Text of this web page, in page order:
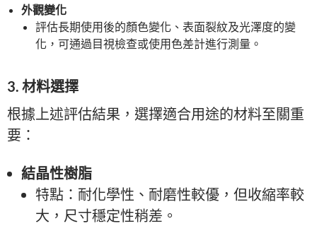
外觀變化
評估長期使用後的顏色變化、表面裂紋及光澤度的變
化，可通過目視檢查或使用色差計進行測量。
3. 材料選擇
根據上述評估結果，選擇適合用途的材料至關重
要：
結晶性樹脂
特點：耐化學性、耐磨性較優，但收縮率較
大，尺寸穩定性稍差。